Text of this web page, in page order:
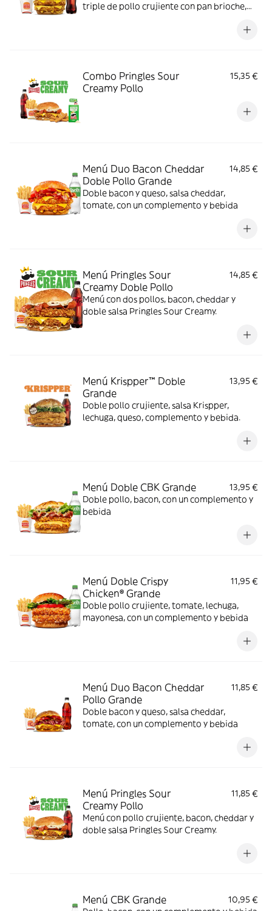
triple de pollo crujiente con pan brioche,
crujientes lonchas de bacon, cebolla frita y
Combo Pringles Sour
Creamy Pollo
15,35 €
Menú Duo Bacon Cheddar
Doble Pollo Grande
14,85 €
Doble bacon y queso, salsa cheddar,
tomate, con un complemento y bebida
Menú Pringles Sour
Creamy Doble Pollo
14,85 €
Menú con dos pollos, bacon, cheddar y
doble salsa Pringles Sour Creamy.
Menú Krispper™ Doble
Grande
13,95 €
Doble pollo crujiente, salsa Krispper,
lechuga, queso, complemento y bebida.
Menú Doble CBK Grande
13,95 €
Doble pollo, bacon, con un complemento y
bebida
Menú Doble Crispy
Chicken® Grande
11,95 €
Doble pollo crujiente, tomate, lechuga,
mayonesa, con un complemento y bebida
Menú Duo Bacon Cheddar
Pollo Grande
11,85 €
Doble bacon y queso, salsa cheddar,
tomate, con un complemento y bebida
Menú Pringles Sour
Creamy Pollo
11,85 €
Menú con pollo crujiente, bacon, cheddar y
doble salsa Pringles Sour Creamy.
Menú CBK Grande
10,95 €